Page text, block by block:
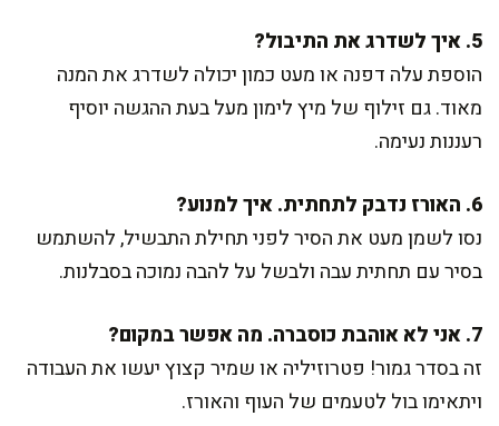
5. איך לשדרג את התיבול?
הוספת עלה דפנה או מעט כמון יכולה לשדרג את המנה
מאוד. גם זילוף של מיץ לימון מעל בעת ההגשה יוסיף
רעננות נעימה.
6. האורז נדבק לתחתית. איך למנוע?
נסו לשמן מעט את הסיר לפני תחילת התבשיל, להשתמש
בסיר עם תחתית עבה ולבשל על להבה נמוכה בסבלנות.
7. אני לא אוהבת כוסברה. מה אפשר במקום?
זה בסדר גמור! פטרוזיליה או שמיר קצוץ יעשו את העבודה
ויתאימו בול לטעמים של העוף והאורז.